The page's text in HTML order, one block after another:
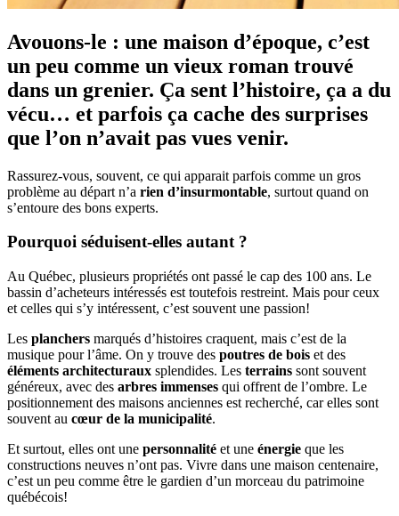
Avouons-le : une maison d’époque, c’est
un peu comme un vieux roman trouvé
dans un grenier. Ça sent l’histoire, ça a du
vécu… et parfois ça cache des surprises
que l’on n’avait pas vues venir.
Rassurez-vous, souvent, ce qui apparait parfois comme un gros
problème au départ n’a rien d’insurmontable, surtout quand on
s’entoure des bons experts.
Pourquoi séduisent-elles autant ?
Au Québec, plusieurs propriétés ont passé le cap des 100 ans. Le
bassin d’acheteurs intéressés est toutefois restreint. Mais pour ceux
et celles qui s’y intéressent, c’est souvent une passion!
Les planchers marqués d’histoires craquent, mais c’est de la
musique pour l’âme. On y trouve des poutres de bois et des
éléments architecturaux splendides. Les terrains sont souvent
généreux, avec des arbres immenses qui offrent de l’ombre. Le
positionnement des maisons anciennes est recherché, car elles sont
souvent au cœur de la municipalité.
Et surtout, elles ont une personnalité et une énergie que les
constructions neuves n’ont pas. Vivre dans une maison centenaire,
c’est un peu comme être le gardien d’un morceau du patrimoine
québécois!